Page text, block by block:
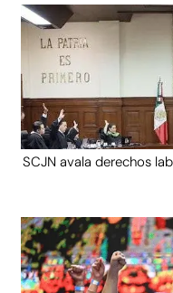
SCJN avala derechos